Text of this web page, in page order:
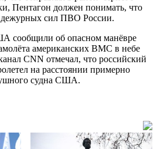
Пентагон должен понимать, что
дежурных сил ПВО России.
сообщили об опасном манёвре
американских ВМС в небе
CNN отмечал, что российский
на расстоянии примерно
судна США.